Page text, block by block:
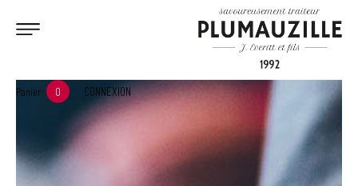
Panier 0 CONNEXION